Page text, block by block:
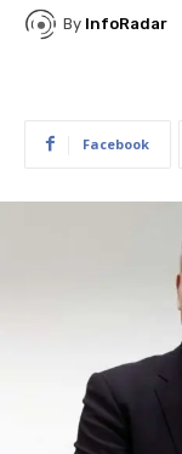
By InfoRadar
Facebook